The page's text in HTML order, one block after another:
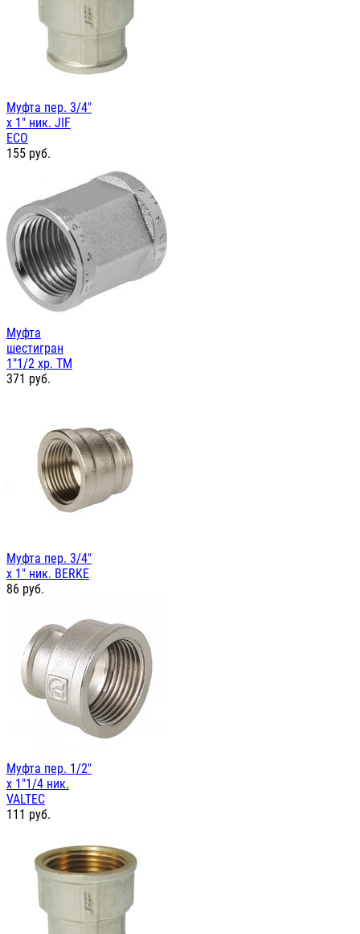
Муфта пер. 3/4"
х 1" ник. JIF
ЕСО
155 руб.
Муфта
шестигран
1"1/2 хр. TM
371 руб.
Муфта пер. 3/4"
х 1" ник. BERKE
86 руб.
Муфта пер. 1/2"
х 1"1/4 ник.
VALTEC
111 руб.